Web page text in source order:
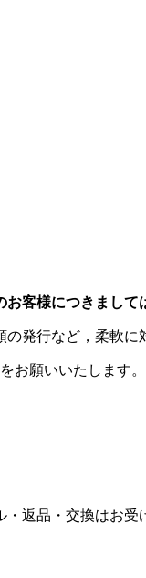
客様につきまし
の発行など，柔軟に
お願いいたします。
・返品・交換はお受